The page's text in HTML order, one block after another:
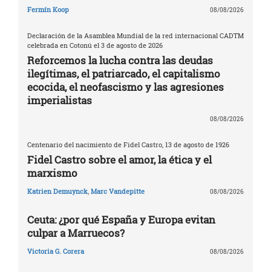
Fermín Koop 08/08/2026
Declaración de la Asamblea Mundial de la red internacional CADTM
celebrada en Cotonú el 3 de agosto de 2026
Reforcemos la lucha contra las deudas
ilegítimas, el patriarcado, el capitalismo
ecocida, el neofascismo y las agresiones
imperialistas
08/08/2026
Centenario del nacimiento de Fidel Castro, 13 de agosto de 1926
Fidel Castro sobre el amor, la ética y el
marxismo
Katrien Demuynck, Marc Vandepitte 08/08/2026
Ceuta: ¿por qué España y Europa evitan
culpar a Marruecos?
Victoria G. Corera 08/08/2026